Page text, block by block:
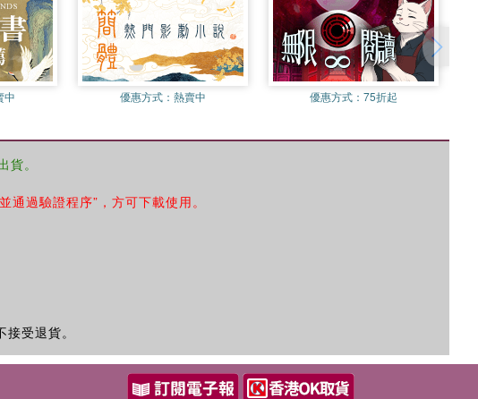
中 優惠方式： 熱賣中 優惠方式：75折起
。
過驗證程序”，方可下載使用。
受退貨。